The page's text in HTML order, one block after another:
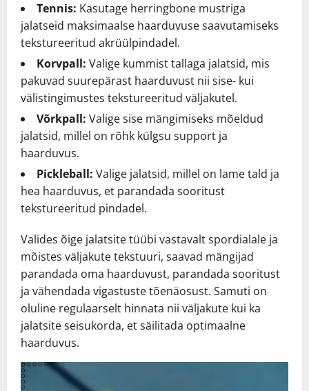
Tennis: Kasutage herringbone mustriga
jalatseid maksimaalse haarduvuse saavutamiseks
tekstureeritud akrüülpindadel.
Korvpall: Valige kummist tallaga jalatsid, mis
pakuvad suurepärast haarduvust nii sise- kui
välistingimustes tekstureeritud väljakutel.
Võrkpall: Valige sise mängimiseks mõeldud
jalatsid, millel on rõhk külgsu support ja
haarduvus.
Pickleball: Valige jalatsid, millel on lame tald ja
hea haarduvus, et parandada sooritust
tekstureeritud pindadel.
Valides õige jalatsite tüübi vastavalt spordialale ja
mõistes väljakute tekstuuri, saavad mängijad
parandada oma haarduvust, parandada sooritust
ja vähendada vigastuste tõenäosust. Samuti on
oluline regulaarselt hinnata nii väljakute kui ka
jalatsite seisukorda, et säilitada optimaalne
haarduvus.